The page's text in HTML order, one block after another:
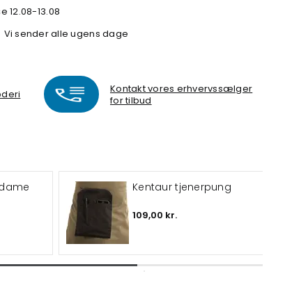
12.08-13.08
Vi sender alle ugens dage
Kontakt vores erhvervssælger
for tilbud
Kentaur tjenerpung
109,00 kr.